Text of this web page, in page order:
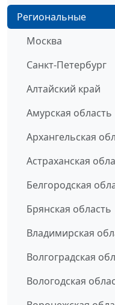
Региональные
Москва
Санкт-Петербург
Алтайский край
Амурская область
Архангельская
Астраханская
Белгородская
Брянская область
Владимирская
Волгоградская
Вологодская